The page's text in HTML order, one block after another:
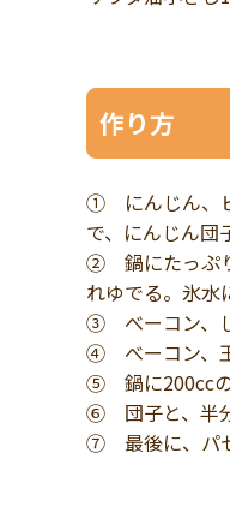
作り方
① にんじん、
で、にんじん団
② 鍋にたっぷり
れゆでる。氷水
③ べーコン、し
④ べーコン、玉
⑤ 鍋に200ccの
⑥ 団子と、半分
⑦ 最後に、パセ